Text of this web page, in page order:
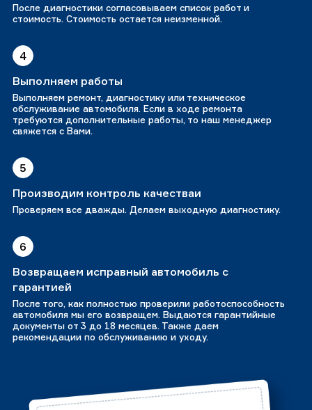
После диагностики согласовываем список работ и
стоимость. Стоимость остается неизменной.
4
Выполняем работы
Выполняем ремонт, диагностику или техническое
обслуживание автомобиля. Если в ходе ремонта
требуются дополнительные работы, то наш менеджер
свяжется с Вами.
5
Производим контроль качестваи
Проверяем все дважды. Делаем выходную диагностику.
6
Возвращаем исправный автомобиль с
гарантией
После того, как полностью проверили работоспособность
автомобиля мы его возвращем. Выдаются гарантийные
документы от 3 до 18 месяцев. Также даем
рекомендации по обслуживанию и уходу.